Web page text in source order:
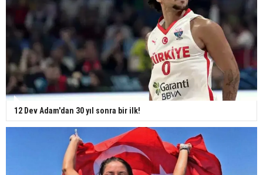
12 Dev Adam'dan 30 yıl sonra bir ilk!